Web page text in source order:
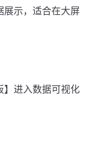
展示，适合在大屏
】进入数据可视化